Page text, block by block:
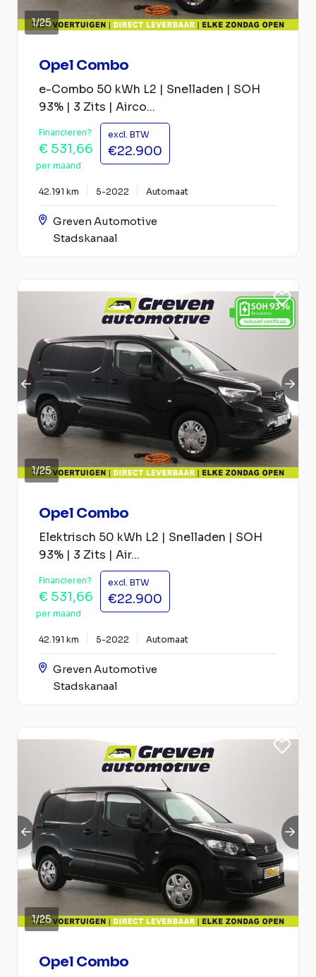
1/25
Opel Combo
e-Combo 50 kWh L2 | Snelladen | SOH
93% | 3 Zits | Airco...
Financieren?
€ 531,66
per maand
excl. BTW
€22.900
42.191 km 5-2022 Automaat
Greven Automotive
Stadskanaal
1/25
Opel Combo
Elektrisch 50 kWh L2 | Snelladen | SOH
93% | 3 Zits | Air...
Financieren?
€ 531,66
per maand
excl. BTW
€22.900
42.191 km 5-2022 Automaat
Greven Automotive
Stadskanaal
1/25
Opel Combo